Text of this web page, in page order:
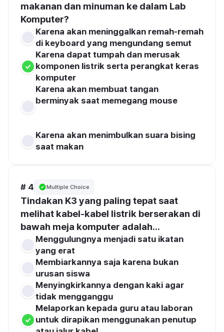
makanan dan minuman ke dalam Lab
Komputer?
Karena akan meninggalkan remah-remah
di keyboard yang mengundang semut
Karena dapat tumpah dan merusak
komponen listrik serta perangkat keras
komputer
Karena akan membuat tangan
berminyak saat memegang mouse
Karena akan menimbulkan suara bising
saat makan
# 4 Multiple Choice
Tindakan K3 yang paling tepat saat
melihat kabel-kabel listrik berserakan di
bawah meja komputer adalah...
Menggulungnya menjadi satu ikatan
yang erat
Membiarkannya saja karena bukan
urusan siswa
Menyingkirkannya dengan kaki agar
tidak mengganggu
Melaporkan kepada guru atau laboran
untuk dirapikan menggunakan penutup